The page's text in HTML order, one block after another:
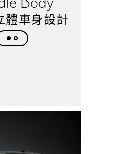
體車身設計